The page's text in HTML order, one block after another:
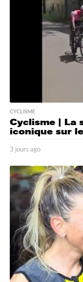
o
CYCLISME
Cyclisme | La
iconique sur
3 jours ago
o
u
r
s
a
g
o